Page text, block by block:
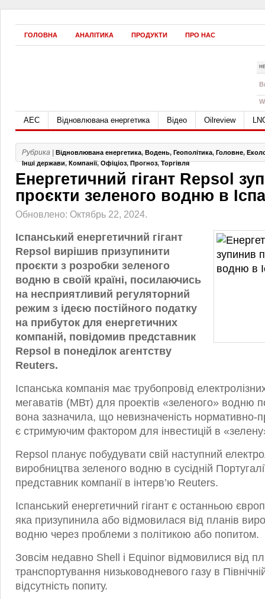
ГОЛОВНА АНАЛІТИКА ПРОДУКТИ ПРО НАС
АЕС Відновлювана енергетика Відео Oilreview
Рубрика | Відновлювана енергетика, Водень, Геополітика, Головне,
Інші держави,Компанії,Офіціоз,Прогноз,Торгівля
Енергетичний гігант Repsol
проєкти зеленого водню в
Обновлено: Октябрь 22, 2024.
Іспанський енергетичний гігант
Repsol вирішив призупинити
проєкти з розробки зеленого
водню в своїй країні, посилаючись
на несприятливий регуляторний
режим з ідеєю постійного податку
на прибуток для енергетичних
компаній, повідомив представник
Repsol в понеділок агентству
Reuters.
Іспанська компанія має трубопровід
мегаватів (МВт) для проектів «зеленого» водню
вона зазначила, що невизначеність нормативно-
є стримуючим фактором для інвестицій в
Repsol планує побудувати свій наступний
виробництва зеленого водню в сусідній
представник компанії в інтерв’ю Reuters.
Іспанський енергетичний гігант є останньою
яка призупинила або відмовилася від планів
водню через проблеми з політикою або попитом.
Зовсім недавно Shell і Equinor відмовилися від
транспортування низьководневого газу в
відсутність попиту.